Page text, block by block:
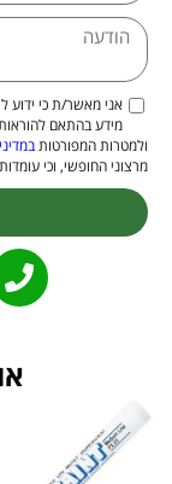
אני מאשר/ת כי ידוע
ולמטרות המפורטות
מרצוני החופשי, וכי